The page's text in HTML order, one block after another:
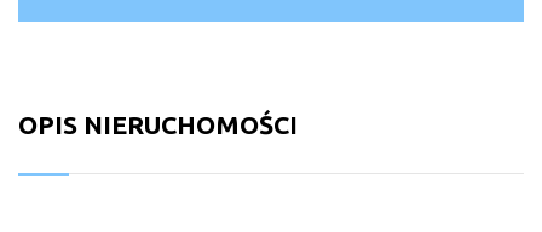
OPIS NIERUCHOMOŚCI